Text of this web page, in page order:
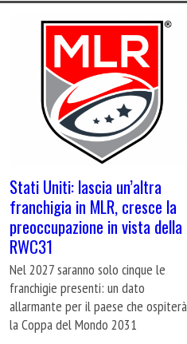
Stati Uniti: lascia un’altra
franchigia in MLR, cresce la
preoccupazione in vista della
RWC31
Nel 2027 saranno solo cinque le
franchigie presenti: un dato
allarmante per il paese che ospiterà
la Coppa del Mondo 2031